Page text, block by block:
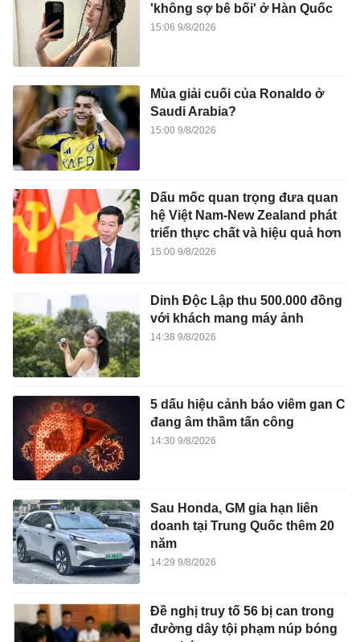
'không sợ bê bối' ở Hàn Quốc
15:06 9/8/2026
Mùa giải cuối của Ronaldo ở
Saudi Arabia?
15:00 9/8/2026
Dấu mốc quan trọng đưa quan
hệ Việt Nam-New Zealand phát
triển thực chất và hiệu quả hơn
15:00 9/8/2026
Dinh Độc Lập thu 500.000 đồng
với khách mang máy ảnh
14:38 9/8/2026
5 dấu hiệu cảnh báo viêm gan C
đang âm thầm tấn công
14:30 9/8/2026
Sau Honda, GM gia hạn liên
doanh tại Trung Quốc thêm 20
năm
14:29 9/8/2026
Đề nghị truy tố 56 bị can trong
đường dây tội phạm núp bóng